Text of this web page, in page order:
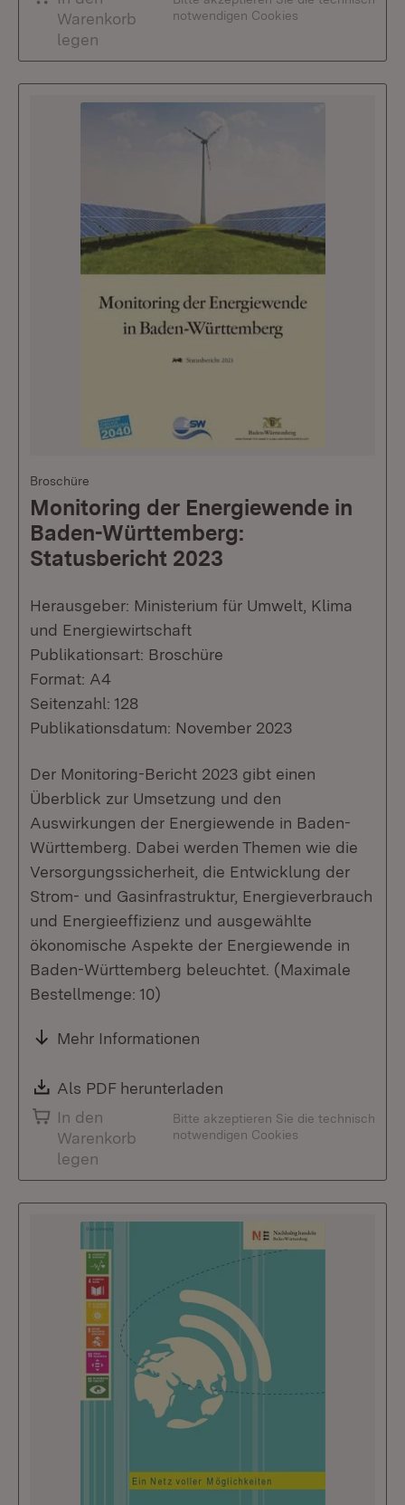
Warenkorb
legen
notwendigen Cookies
Broschüre
Monitoring der Energiewende in
Baden-Württemberg:
Statusbericht 2023
Herausgeber: Ministerium für Umwelt, Klima
und Energiewirtschaft
Publikationsart: Broschüre
Format: A4
Seitenzahl: 128
Publikationsdatum: November 2023
Der Monitoring-Bericht 2023 gibt einen
Überblick zur Umsetzung und den
Auswirkungen der Energiewende in Baden-
Württemberg. Dabei werden Themen wie die
Versorgungssicherheit, die Entwicklung der
Strom- und Gasinfrastruktur, Energieverbrauch
und Energieeffizienz und ausgewählte
ökonomische Aspekte der Energiewende in
Baden-Württemberg beleuchtet. (Maximale
Bestellmenge: 10)
Mehr Informationen
Download:
Als PDF herunterladen
In den
Warenkorb
legen
Bitte akzeptieren Sie die technisch
notwendigen Cookies